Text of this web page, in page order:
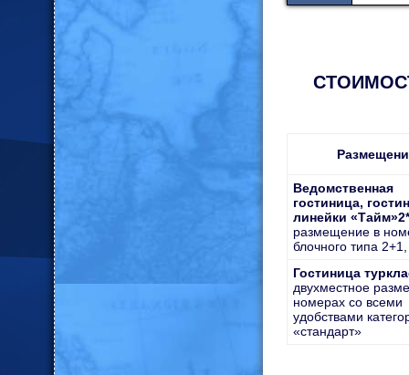
Ведомственная
гостиница,
линейки
размещение в
блочного типа
Гостиница
двухместное
номерах со всеми
удобствами
«стандарт»